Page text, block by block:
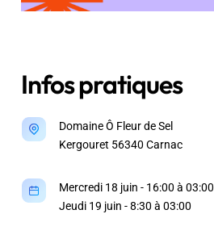
Infos pratiques
Domaine Ô Fleur de Sel
Kergouret 56340 Carnac
Mercredi 18 juin - 16:00 à 03:00
Jeudi 19 juin - 8:30 à 03:00